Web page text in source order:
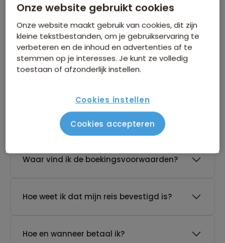
Wanneer kan ik het beste een reis
boeken?
Kan ik ook eerst een optie nemen op een
reis?
De reis van mijn keuze heeft nog geen
gegarandeerd vertrek. Wat nu?
Waar vind ik de boekingsvoorwaarden?
Hoe weet ik dat mijn reis bevestigd is?
Hoe en wanneer betaal ik?
Onze website gebruikt cookies
Onze website maakt gebruik van cookies, dit zijn
kleine tekstbestanden, om je gebruikservaring te
verbeteren en de inhoud en advertenties af te
stemmen op je interesses. Je kunt ze volledig
toestaan of afzonderlijk instellen.
Cookies instellen
Cookies accepteren